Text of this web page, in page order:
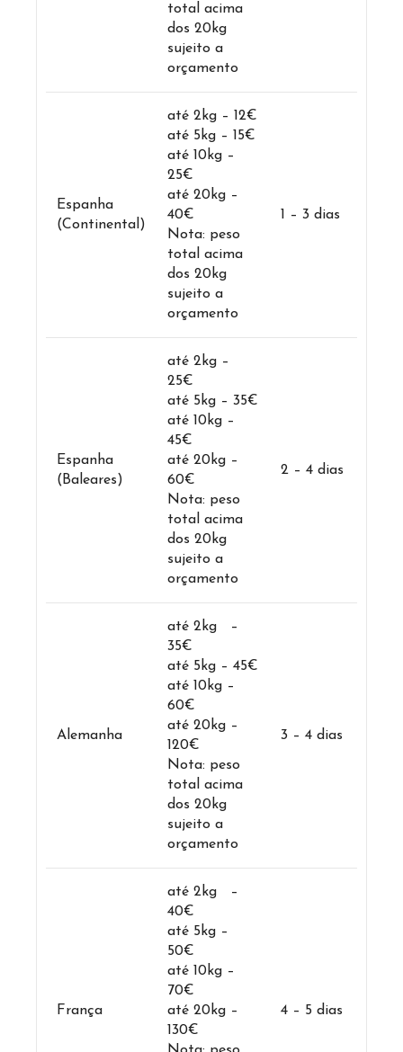
total acima
dos 20kg
sujeito a
orçamento
Espanha
(Continental)
até 2kg – 12€
até 5kg – 15€
até 10kg –
25€
até 20kg –
40€
Nota: peso
total acima
dos 20kg
sujeito a
orçamento
1 – 3 dias
Espanha
(Baleares)
até 2kg –
25€
até 5kg – 35€
até 10kg –
45€
até 20kg –
60€
Nota: peso
total acima
dos 20kg
sujeito a
orçamento
2 – 4 dias
Alemanha
até 2kg –
35€
até 5kg – 45€
até 10kg –
60€
até 20kg –
120€
Nota: peso
total acima
dos 20kg
sujeito a
orçamento
3 – 4 dias
França
até 2kg –
40€
até 5kg –
50€
até 10kg –
70€
até 20kg –
130€
4 – 5 dias